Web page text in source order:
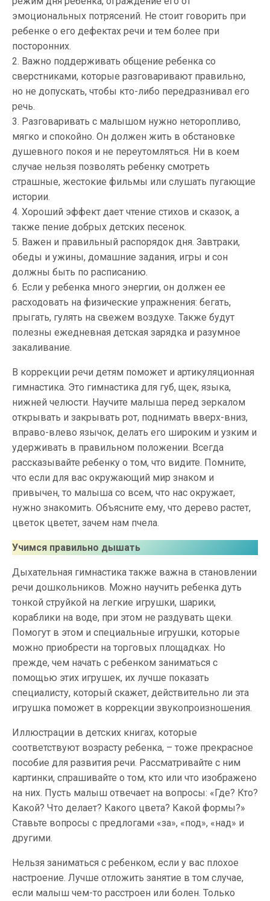
эмоциональных потрясений. Не стоит говорить при
ребенке о его дефектах речи и тем более при
посторонних.
2. Важно поддерживать общение ребенка со
сверстниками, которые разговаривают правильно,
но не допускать, чтобы кто-либо передразнивал его
речь.
3. Разговаривать с малышом нужно неторопливо,
мягко и спокойно. Он должен жить в обстановке
душевного покоя и не переутомляться. Ни в коем
случае нельзя позволять ребенку смотреть
страшные, жестокие фильмы или слушать пугающие
истории.
4. Хороший эффект дает чтение стихов и сказок, а
также пение добрых детских песенок.
5. Важен и правильный распорядок дня. Завтраки,
обеды и ужины, домашние задания, игры и сон
должны быть по расписанию.
6. Если у ребенка много энергии, он должен ее
расходовать на физические упражнения: бегать,
прыгать, гулять на свежем воздухе. Также будут
полезны ежедневная детская зарядка и разумное
закаливание.
В коррекции речи детям поможет и артикуляционная
гимнастика. Это гимнастика для губ, щек, языка,
нижней челюсти. Научите малыша перед зеркалом
открывать и закрывать рот, поднимать вверх-вниз,
вправо-влево язычок, делать его широким и узким и
удерживать в правильном положении. Всегда
рассказывайте ребенку о том, что видите. Помните,
что если для вас окружающий мир знаком и
привычен, то малыша со всем, что нас окружает,
нужно знакомить. Объясните ему, что дерево растет,
цветок цветет, зачем нам пчела.
Учимся правильно дышать
Дыхательная гимнастика также важна в становлении
речи дошкольников. Можно научить ребенка дуть
тонкой струйкой на легкие игрушки, шарики,
кораблики на воде, при этом не раздувать щеки.
Помогут в этом и специальные игрушки, которые
можно приобрести на торговых площадках. Но
прежде, чем начать с ребенком заниматься с
помощью этих игрушек, их лучше показать
специалисту, который скажет, действительно ли эта
игрушка поможет в коррекции звукопроизношения.
Иллюстрации в детских книгах, которые
соответствуют возрасту ребенка, – тоже прекрасное
пособие для развития речи. Рассматривайте с ним
картинки, спрашивайте о том, кто или что изображено
на них. Пусть малыш отвечает на вопросы: «Где? Кто?
Какой? Что делает? Какого цвета? Какой формы?»
Ставьте вопросы с предлогами «за», «под», «над» и
другими.
Нельзя заниматься с ребенком, если у вас плохое
настроение. Лучше отложить занятие в том случае,
если малыш чем-то расстроен или болен. Только